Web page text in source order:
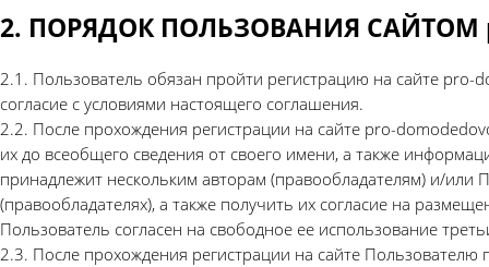
2. ПОРЯДОК ПОЛЬЗОВАНИЯ САЙТОМ
2.1. Пользователь обязан пройти регистрацию на сайте
согласие с условиями настоящего соглашения.
2.2. После прохождения регистрации на сайте pro-
их до всеобщего сведения от своего имени, а также
принадлежит нескольким авторам (правообладателям) и/или
(правообладателях), а также получить их согласие на
Пользователь согласен на свободное ее использование
2.3. После прохождения регистрации на сайте Пользователю